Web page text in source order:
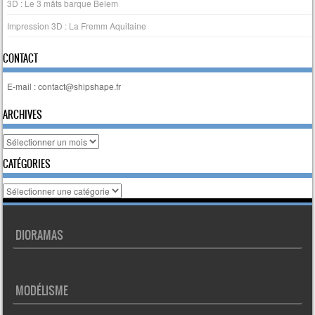
3D : Le 3 mâts barque Belem
Impression 3D : La Fremm Aquitaine
CONTACT
E-mail : contact@shipshape.fr
ARCHIVES
Archives
CATÉGORIES
Catégories
DIORAMAS
MODÉLISME